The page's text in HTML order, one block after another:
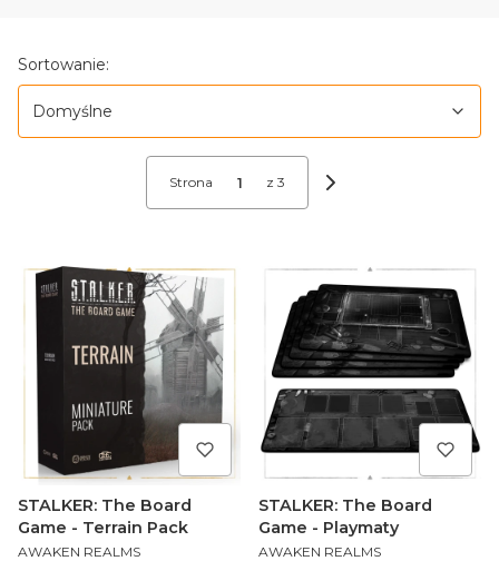
Lista produktów
Sortowanie:
Domyślne
Strona z 3
Następne produkty
STALKER: The Board
Game - Terrain Pack
PRODUCENT
AWAKEN REALMS
STALKER: The Board
Game - Playmaty
PRODUCENT
AWAKEN REALMS